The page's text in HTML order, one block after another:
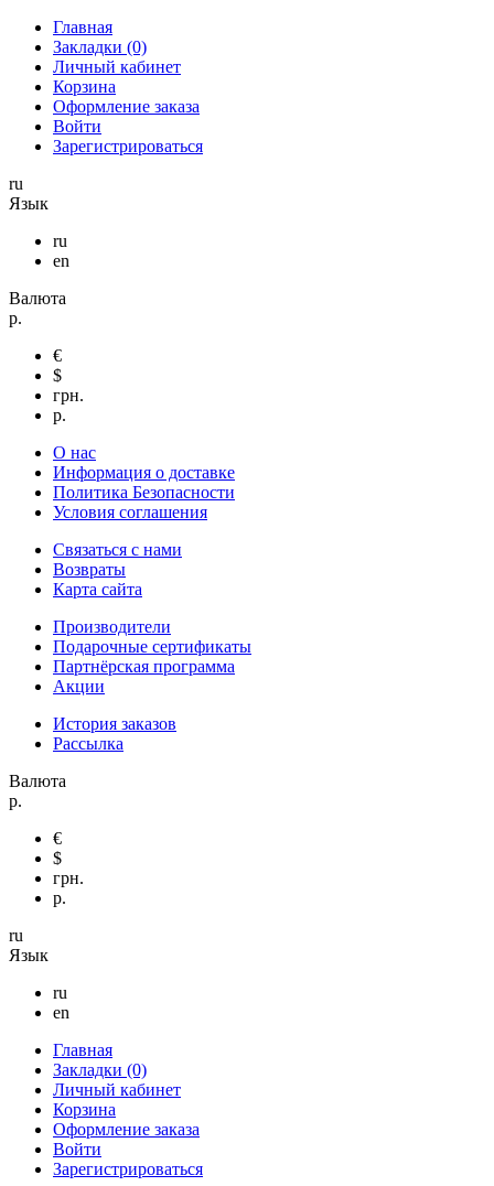
Главная
Закладки (0)
Личный кабинет
Корзина
Оформление заказа
Войти
Зарегистрироваться
ru
Язык
ru
en
Валюта
р.
€
$
грн.
р.
О нас
Информация о доставке
Политика Безопасности
Условия соглашения
Связаться с нами
Возвраты
Карта сайта
Производители
Подарочные сертификаты
Партнёрская программа
Акции
История заказов
Рассылка
Валюта
р.
€
$
грн.
р.
ru
Язык
ru
en
Главная
Закладки (0)
Личный кабинет
Корзина
Оформление заказа
Войти
Зарегистрироваться